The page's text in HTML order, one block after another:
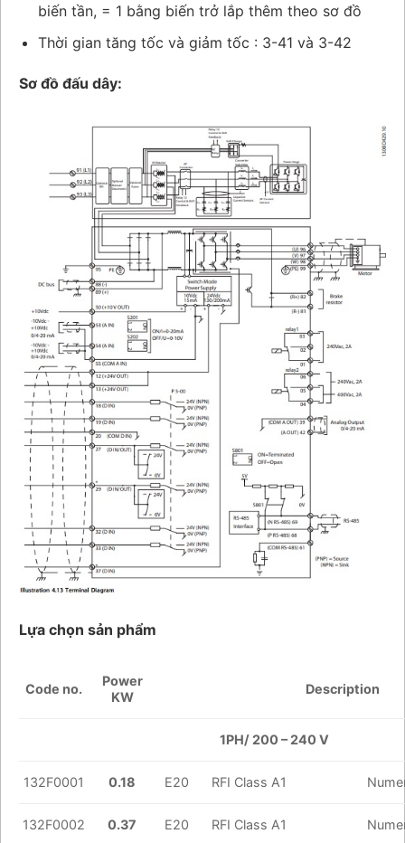
biến tần, = 1 bằng biến trở lắp thêm theo sơ đồ
Thời gian tăng tốc và giảm tốc : 3-41 và 3-42
Sơ đồ đấu dây:
Lựa chọn sản phẩm
Code no.
Power
KW
Description
1PH/ 200 – 240 V
132F0001 0.18 E20 RFI Class A1
132F0002 0.37 E20 RFI Class A1